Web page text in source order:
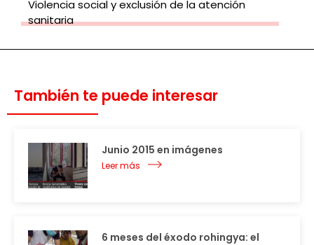
Violencia social y exclusión de la atención
sanitaria
También te puede interesar
Junio 2015 en imágenes
Leer más
6 meses del éxodo rohingya: el